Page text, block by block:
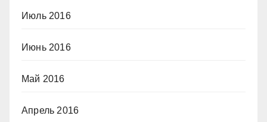
Июль 2016
Июнь 2016
Май 2016
Апрель 2016